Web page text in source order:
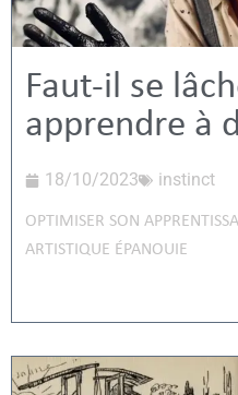
Faut-il se
apprendre à
18/10/2023 instinct
OPTIMISER SON
ARTISTIQUE ÉPANOUIE